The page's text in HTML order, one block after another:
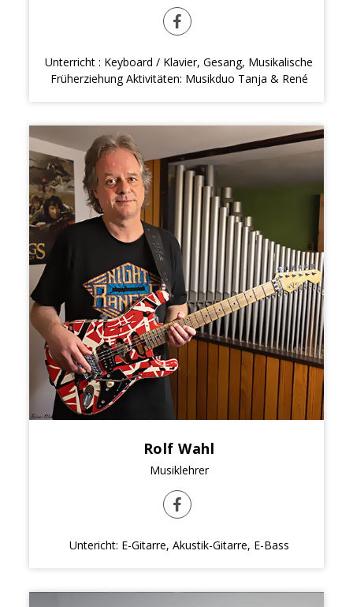
Unterricht : Keyboard / Klavier, Gesang, Musikalische
Früherziehung Aktivitäten: Musikduo Tanja & René
Rolf Wahl
Musiklehrer
Untericht: E-Gitarre, Akustik-Gitarre, E-Bass